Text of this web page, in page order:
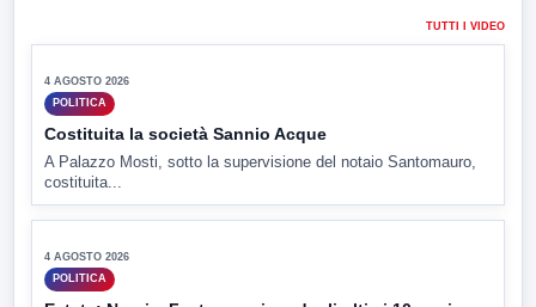
TUTTI I VIDEO
▶
4 AGOSTO 2026
POLITICA
Costituita la società Sannio Acque
A Palazzo Mosti, sotto la supervisione del notaio Santomauro,
costituita...
▶
4 AGOSTO 2026
POLITICA